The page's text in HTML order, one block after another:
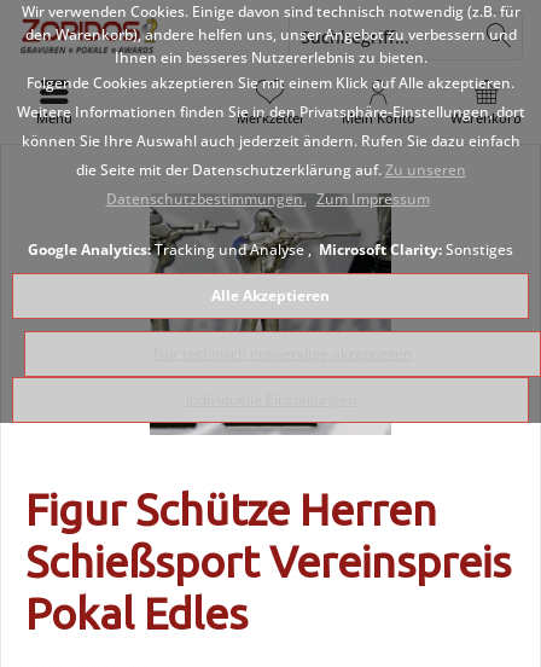
Warenkorb
Merkzettel Mein Konto
Menü
Figur Schütze Herren
Schießsport Vereinspreis
Pokal Edles
Wir verwenden Cookies. Einige davon sind technisch notwendig (z.B. für
den Warenkorb), andere helfen uns, unser Angebot zu verbessern und
Ihnen ein besseres Nutzererlebnis zu bieten.
Folgende Cookies akzeptieren Sie mit einem Klick auf Alle akzeptieren.
Weitere Informationen finden Sie in den Privatsphäre-Einstellungen, dort
können Sie Ihre Auswahl auch jederzeit ändern. Rufen Sie dazu einfach
die Seite mit der Datenschutzerklärung auf.Zu unseren
Datenschutzbestimmungen. Zum Impressum
Google Analytics:Tracking und Analyse ,Microsoft Clarity:Sonstiges
Alle Akzeptieren